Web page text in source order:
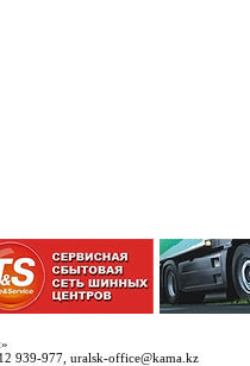
939-977, uralsk-office@kama.kz